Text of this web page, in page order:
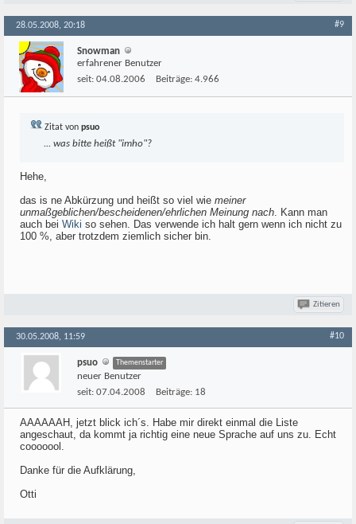
28.05.2008, 20:18 #9
Snowman
erfahrener Benutzer
seit: 04.08.2006 Beiträge: 4.966
Zitat von psuo
... was bitte heißt "imho"?
Hehe,
das is ne Abkürzung und heißt so viel wie meiner
unmaßgeblichen/bescheidenen/ehrlichen Meinung nach. Kann man
auch bei Wiki so sehen. Das verwende ich halt gern wenn ich nicht zu
100 %, aber trotzdem ziemlich sicher bin.
Zitieren
30.05.2008, 11:59 #10
psuo Themenstarter
neuer Benutzer
seit: 07.04.2008 Beiträge: 18
AAAAAAH, jetzt blick ich´s. Habe mir direkt einmal die Liste
angeschaut, da kommt ja richtig eine neue Sprache auf uns zu. Echt
cooooool.
Danke für die Aufklärung,
Otti